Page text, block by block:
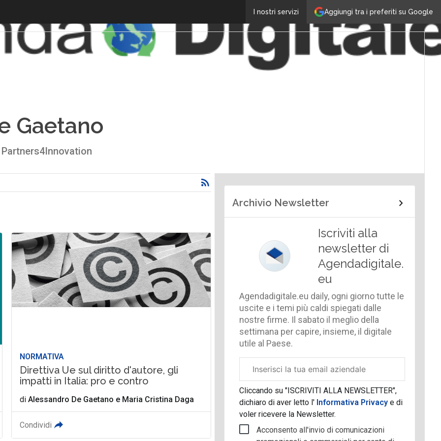
Aggiungi tra i preferiti su Google
I nostri servizi
Gaetano
NORMATIVA
Direttiva Ue sul diritto d'autore, gli
impatti in Italia: pro e contro
diAlessandro De Gaetano e Maria Cristina Daga
Condividi
Archivio Newsletter
Iscriviti alla
newsletter di
Agendadigitale.
eu
Agendadigitale.eu daily, ogni giorno tutte le
uscite e i temi più caldi spiegati dalle
nostre firme. Il sabato il meglio della
settimana per capire, insieme, il digitale
utile al Paese.
aziendale
Cliccando su "ISCRIVITI ALLA NEWSLETTER",
dichiaro di aver letto l' Informativa Privacye di
voler ricevere la Newsletter.
Acconsento all'invio di comunicazioni